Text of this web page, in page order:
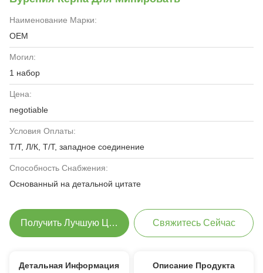
Наименование Марки:
OEM
Могил:
1 набор
Цена:
negotiable
Условия Оплаты:
Т/Т, Л/К, Т/Т, западное соединение
Способность Снабжения:
Основанный на детальной цитате
Получить Лучшую Цену Свяжитесь Сейчас
Детальная Информация Описание Продукта